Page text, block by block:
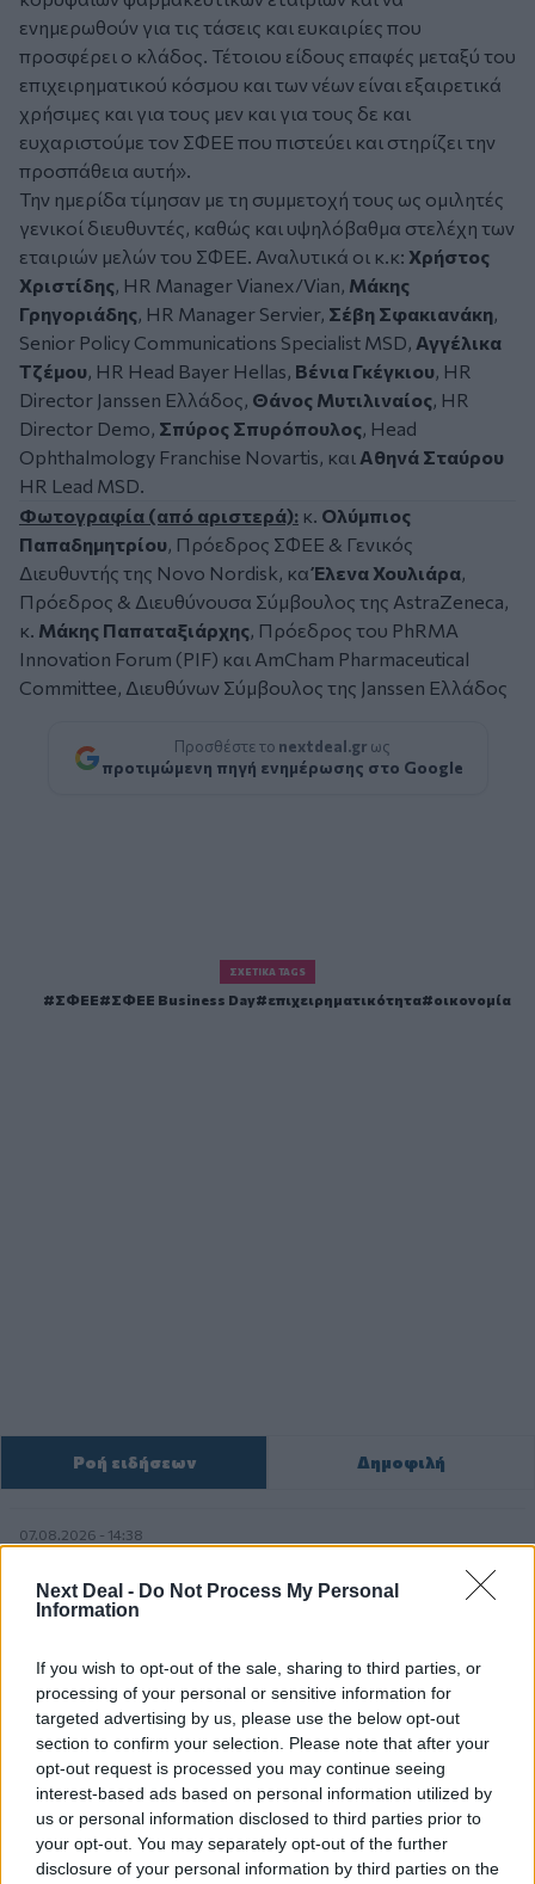
Next Deal - Do Not Process My Personal
Information
If you wish to opt-out of the sale, sharing to third parties, or
processing of your personal or sensitive information for
targeted advertising by us, please use the below opt-out
section to confirm your selection. Please note that after your
opt-out request is processed you may continue seeing
interest-based ads based on personal information utilized by
us or personal information disclosed to third parties prior to
your opt-out. You may separately opt-out of the further
disclosure of your personal information by third parties on the
ενημερωθούν για τις τάσεις και ευκαιρίες που
προσφέρει ο κλάδος. Τέτοιου είδους επαφές μεταξύ του
επιχειρηματικού κόσμου και των νέων είναι εξαιρετικά
χρήσιμες και για τους μεν και για τους δε και
ευχαριστούμε τον ΣΦΕΕ που πιστεύει και στηρίζει την
προσπάθεια αυτή».
Την ημερίδα τίμησαν με τη συμμετοχή τους ως ομιλητές
γενικοί διευθυντές, καθώς και υψηλόβαθμα στελέχη των
εταιριών μελών του ΣΦΕΕ. Αναλυτικά οι κ.κ: Χρήστος
Χριστίδης, HR Manager Vianex/Vian, Μάκης
Γρηγοριάδης, HR Manager Servier, Σέβη Σφακιανάκη,
Senior Policy Communications Specialist MSD, Αγγέλικα
Τζέμου, HR Head Bayer Hellas, Βένια Γκέγκιου, HR
Director Janssen Ελλάδος, Θάνος Μυτιλιναίος, HR
Director Demo, Σπύρος Σπυρόπουλος, Head
Ophthalmology Franchise Novartis, και Αθηνά Σταύρου
HR Lead MSD.
Φωτογραφία (από αριστερά): κ. Ολύμπιος
Παπαδημητρίου, Πρόεδρος ΣΦΕΕ & Γενικός
Διευθυντής της Novo Nordisk, καΈλενα Χουλιάρα,
Πρόεδρος & Διευθύνουσα Σύμβουλος της AstraZeneca,
κ. Μάκης Παπαταξιάρχης, Πρόεδρος του PhRMA
Innovation Forum (PIF) και AmCham Pharmaceutical
Committee, Διευθύνων Σύμβουλος της Janssen Ελλάδος
Προσθέστε το nextdeal.gr ως
προτιμώμενη πηγή ενημέρωσης στο Google
ΣΧΕΤΙΚΆ TAGS
ΣΦΕΕ ΣΦΕΕ Business Day επιχειρηματικότητα οικονομία
Ροή ειδήσεων Δημοφιλή
07.08.2026 - 14:38
ελπίδας για τους ογκολογικούς ασθενείς μέσω κλινικών
δοκιμών
07.08.2026 - 13:16
Χρήστος Γεωργόπουλος – «ΕΡΡΙΚΟΣ ΝΤΥΝΑΝ»/ΚΕΝΤΡΟ
ΑΝΑΠΛΑΣΗ
07.08.2026 - 12:25
Allianz: Ισχυρές επιδόσεις στο α’ εξάμηνο του 2026 – Ο Oliver
Bäte συνδέει τα αποτελέσματα με το κλείσιμο του
«protection gap»